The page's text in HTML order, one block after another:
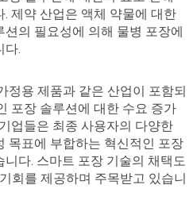
제약 산업은 액체 약물에 대한
의 필요성에 의해 물병 포장에
다.
정용 제품과 같은 산업이 포함되
포장 솔루션에 대한 수요 증가
업들은 최종 사용자의 다양한
목표에 부합하는 혁신적인 포장
다. 스마트 포장 기술의 채택도
회를 제공하며 주목받고 있습니